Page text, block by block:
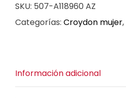
para
mujer
azul
cantidad
SKU: 507-A118960 AZ
Categorías: Croydon mujer,
Información adicional